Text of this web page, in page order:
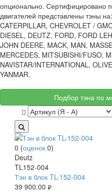
опционально. Сертифицировано
двигателей представлены тэны
CATERPILLAR, CHEVROLET /
DIESEL, DEUTZ, FORD, FORD
JOHN DEERE, MACK, MAN,
MERCEDES, MITSUBISHI/FUSO,
NAVISTAR/INTERNATIONAL,
YANMAR.
Подбор тэна по
0 (оценок 0)
Deutz
TL152-004
Тэн в блок TL-152-004
39 900.00 руб.